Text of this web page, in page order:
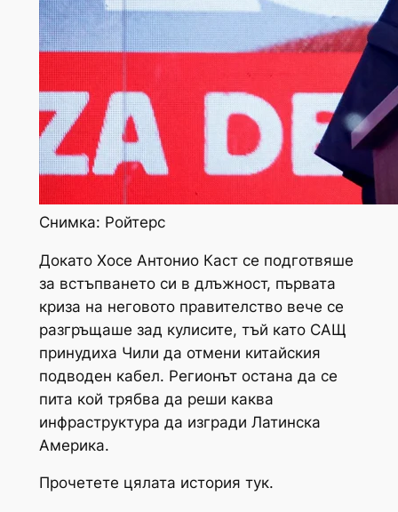
Снимка: Ройтерс
Докато Хосе Антонио Каст се подготвяше
за встъпването си в длъжност, първата
криза на неговото правителство вече се
разгръщаше зад кулисите, тъй като САЩ
принудиха Чили да отмени китайския
подводен кабел. Регионът остана да се
пита кой трябва да реши каква
инфраструктура да изгради Латинска
Америка.
Прочетете цялата история тук.